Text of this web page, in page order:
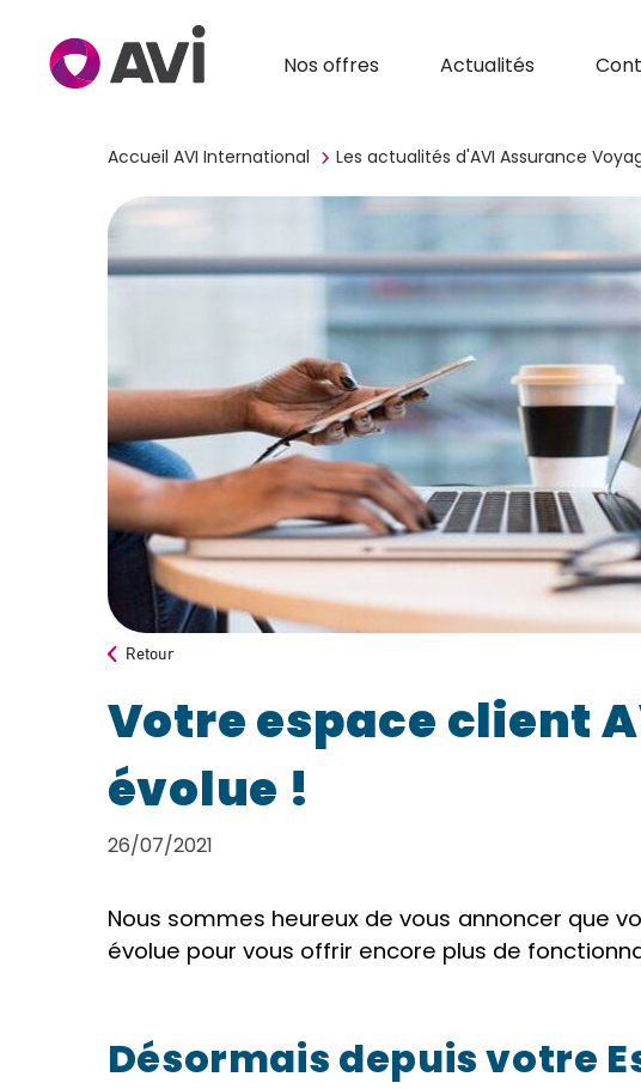
Nos offres Actualités
Accueil AVI International Les actualités d'AVI Assurance
Retour
​Votre espace client
évolue !
26/07/2021
Nous sommes heureux de vous annoncer que
évolue pour vous offrir encore plus de
Désormais depuis votre